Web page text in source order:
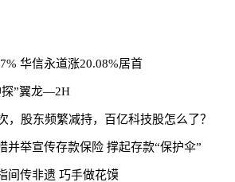
华信永道涨20.08%居首
探”翼龙—2H
，股东频繁减持，百亿科技股怎么了？
并举宣传存款保险 撑起存款“保护伞”
传非遗 巧手做花馍